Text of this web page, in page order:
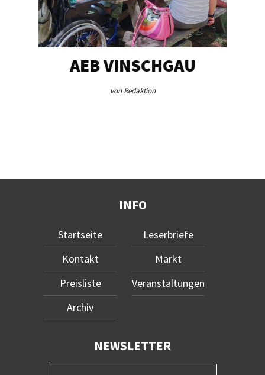
AEB VINSCHGAU
von Redaktion
INFO
Startseite
Kontakt
Preisliste
Archiv
Leserbriefe
Markt
Veranstaltungen
NEWSLETTER